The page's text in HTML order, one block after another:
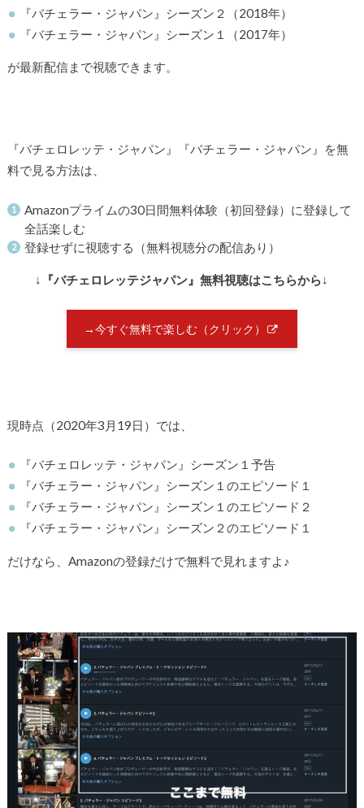
『バチェラー・ジャパン』シーズン２（2018年）
『バチェラー・ジャパン』シーズン１（2017年）
が最新配信まで視聴できます。
『バチェロレッテ・ジャパン』『バチェラー・ジャパン』を無
料で見る方法は、
Amazonプライムの30日間無料体験（初回登録）に登録して
全話楽しむ
登録せずに視聴する（無料視聴分の配信あり）
↓ 『バチェロレッテジャパン』無料視聴はこちらから↓
→今すぐ無料で楽しむ（クリック）
現時点（2020年3月19日）では、
『バチェロレッテ・ジャパン』シーズン１予告
『バチェラー・ジャパン』シーズン１のエピソード１
『バチェラー・ジャパン』シーズン１のエピソード２
『バチェラー・ジャパン』シーズン２のエピソード１
だけなら、Amazonの登録だけで無料で見れますよ♪